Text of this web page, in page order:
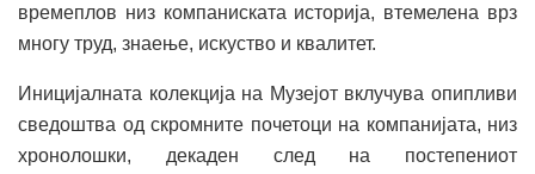
времеплов низ компаниската историја, втемелена врз
многу труд, знаење, искуство и квалитет.
Иницијалната колекција на Музејот вклучува опипливи
сведоштва од скромните почетоци на компанијата, низ
хронолошки, декаден след на постепениот